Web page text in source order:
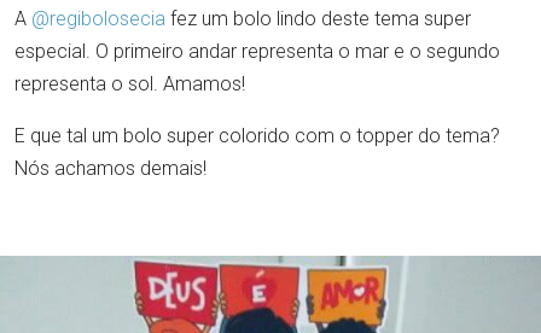
A @regibolosecia fez um bolo lindo deste tema super
especial. O primeiro andar representa o mar e o segundo
representa o sol. Amamos!
E que tal um bolo super colorido com o topper do tema?
Nós achamos demais!